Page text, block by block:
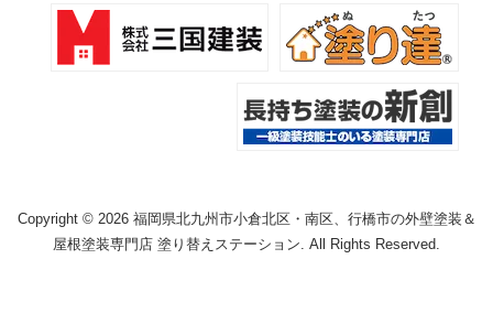
Copyright © 2026 福岡県北九州市小倉北区・南区、行橋市の外壁塗装＆
屋根塗装専門店 塗り替えステーション. All Rights Reserved.